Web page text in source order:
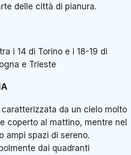
delle città di pianura.
i 14 di Torino e i 18-19 di
e Trieste
da un cielo molto
coperto al mattino, mentre nel
ampi spazi di sereno.
dai quadranti